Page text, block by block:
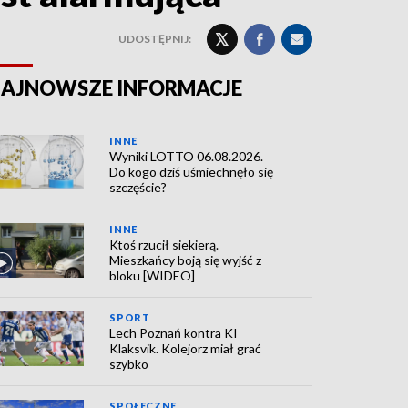
UDOSTĘPNIJ:
INFORMACJE
INNE
Wyniki LOTTO 06.08.2026.
Do kogo dziś uśmiechnęło się
szczęście?
INNE
Ktoś rzucił siekierą.
Mieszkańcy boją się wyjść z
bloku [WIDEO]
SPORT
Lech Poznań kontra KI
Klaksvik. Kolejorz miał grać
szybko